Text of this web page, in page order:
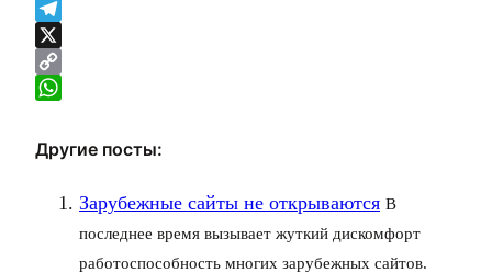
VK
Telegram
X
Copy
Другие посты:
Зарубежные сайты не открываются В
последнее время вызывает жуткий дискомфорт
работоспособность многих зарубежных сайтов.